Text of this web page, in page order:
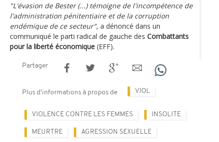
"L'évasion de Bester (...) témoigne de l'incompétence de
l'administration pénitentiaire et de la corruption
endémique de ce secteur", a dénoncé dans un
communiqué le parti radical de gauche des Combattants
pour la liberté économique (EFF).
Partager
Plus d'informations à propos de VIOL
VIOLENCE CONTRE LES FEMMES INSOLITE
MEURTRE AGRESSION SEXUELLE